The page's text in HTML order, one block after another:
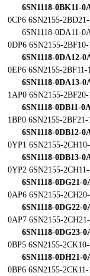
6SN1118-0BK11-
0CP6 6SN2155-
6SN1118-0DA11-
0DP6 6SN2155-
6SN1118-0DA12-
0EP6 6SN2155-
6SN1118-0DA13-
1AP0 6SN2155-
6SN1118-0DB11-
1BP0 6SN2155-
6SN1118-0DB12-
0YP1 6SN2155-
6SN1118-0DB13-
0YP2 6SN2155-
6SN1118-0DG21-
0AP6 6SN2155-
6SN1118-0DG22-
0AP7 6SN2155-
6SN1118-0DG23-
0BP5 6SN2155-
6SN1118-0DH21-
0BP6 6SN2155-